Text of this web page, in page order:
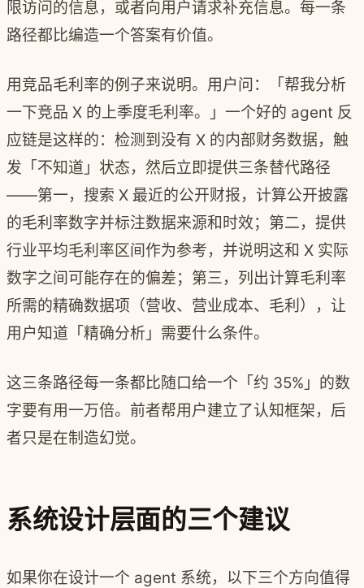
限访问的信息，或者向用户请求补充信息。每一条
路径都比编造一个答案有价值。
用竞品毛利率的例子来说明。用户问：「帮我分析
一下竞品 X 的上季度毛利率。」一个好的 agent 反
应链是这样的：检测到没有 X 的内部财务数据，触
发「不知道」状态，然后立即提供三条替代路径
——第一，搜索 X 最近的公开财报，计算公开披露
的毛利率数字并标注数据来源和时效；第二，提供
行业平均毛利率区间作为参考，并说明这和 X 实际
数字之间可能存在的偏差；第三，列出计算毛利率
所需的精确数据项（营收、营业成本、毛利），让
用户知道「精确分析」需要什么条件。
这三条路径每一条都比随口给一个「约 35%」的数
字要有用一万倍。前者帮用户建立了认知框架，后
者只是在制造幻觉。
系统设计层面的三个建议
如果你在设计一个 agent 系统，以下三个方向值得